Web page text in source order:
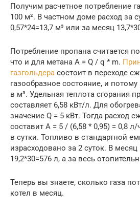
Получим расчетное потребление
100 м². В частном доме расход за
0,57*24=13,7 м³ или за месяц
Потребление пропана считается
что и для метана А = Q / q * m.
газгольдера состоит в переходе
газообразное состояние, и потому
в м³. Удельная теплота сгорания
составляет 6,58 кВт/л. Для
значение Q = 5 кВт. Тогда расход
составит A = 5 / (6,58 * 0,95) = 0,8
в сутки. Топливо в стандартной
израсходовано за 2 суток. В месяц
19,2*30=576 л, а за весь
Теперь вы знаете, сколько газа
котел в месяц.